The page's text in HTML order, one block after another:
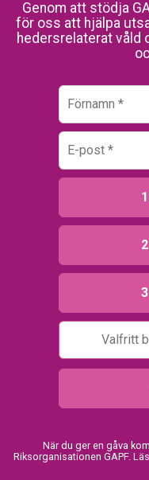
Genom att stödja
för oss att hjälpa
hedersrelaterat våld
När du ger en gåva
Riksorganisationen GAPF.